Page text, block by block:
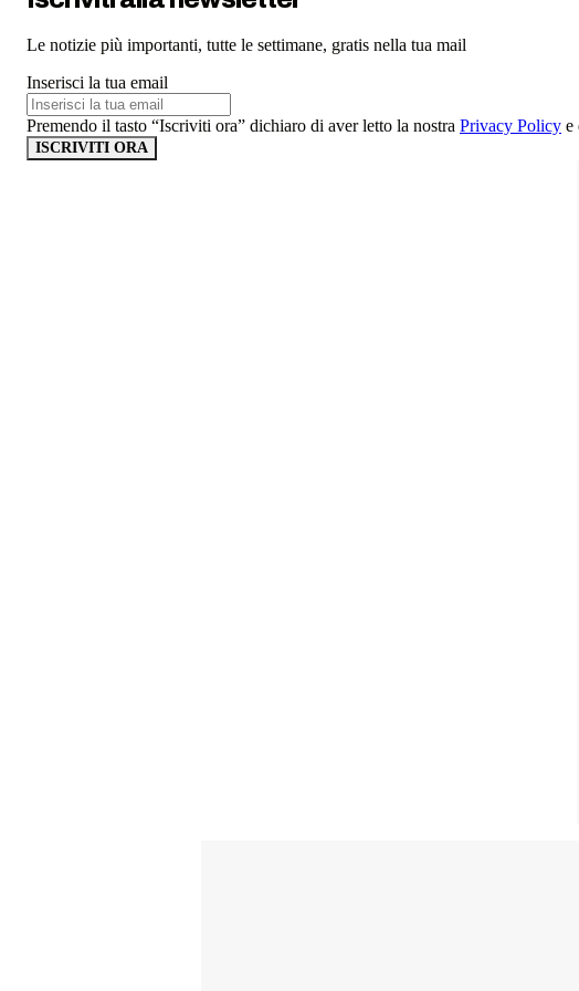
Le notizie più importanti, tutte le settimane, gratis nella tua mail
Inserisci la tua email
Premendo il tasto “Iscriviti ora” dichiaro di aver letto la nostra Privacy Policy e
ISCRIVITI ORA